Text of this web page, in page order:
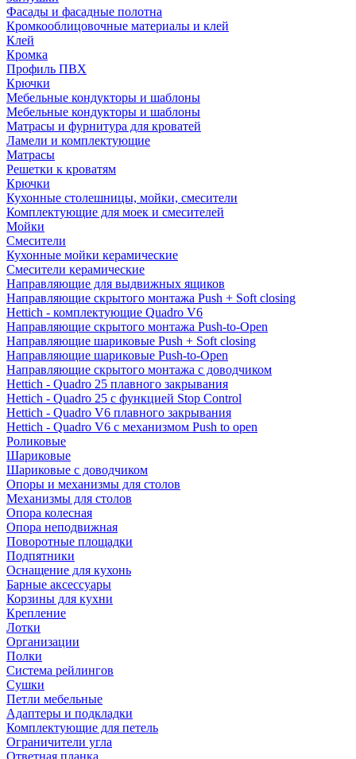
Фасады и фасадные полотна
Кромкооблицовочные материалы и клей
Клей
Кромка
Профиль ПВХ
Крючки
Мебельные кондукторы и шаблоны
Мебельные кондукторы и шаблоны
Матрасы и фурнитура для кроватей
Ламели и комплектующие
Матрасы
Решетки к кроватям
Крючки
Кухонные столешницы, мойки, смесители
Комплектующие для моек и смесителей
Мойки
Смесители
Кухонные мойки керамические
Смесители керамические
Направляющие для выдвижных ящиков
Направляющие скрытого монтажа Push + Soft closing
Hettich - комплектующие Quadro V6
Направляющие скрытого монтажа Push-to-Open
Направляющие шариковые Push + Soft closing
Направляющие шариковые Push-to-Open
Направляющие скрытого монтажа с доводчиком
Hettich - Quadro 25 плавного закрывания
Hettich - Quadro 25 с функцией Stop Control
Hettich - Quadro V6 плавного закрывания
Hettich - Quadro V6 с механизмом Push to open
Роликовые
Шариковые
Шариковые с доводчиком
Опоры и механизмы для столов
Механизмы для столов
Опора колесная
Опора неподвижная
Поворотные площадки
Подпятники
Оснащение для кухонь
Барные аксессуары
Корзины для кухни
Крепление
Лотки
Организации
Полки
Система рейлингов
Сушки
Петли мебельные
Адаптеры и подкладки
Комплектующие для петель
Ограничители угла
Ответная планка